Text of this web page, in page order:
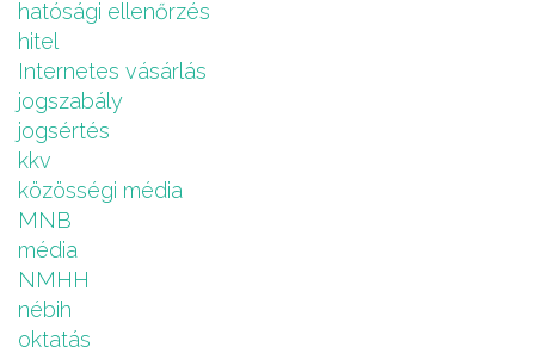
hatósági ellenőrzés
hitel
Internetes vásárlás
jogszabály
jogsértés
kkv
közösségi média
MNB
média
NMHH
nébih
oktatás